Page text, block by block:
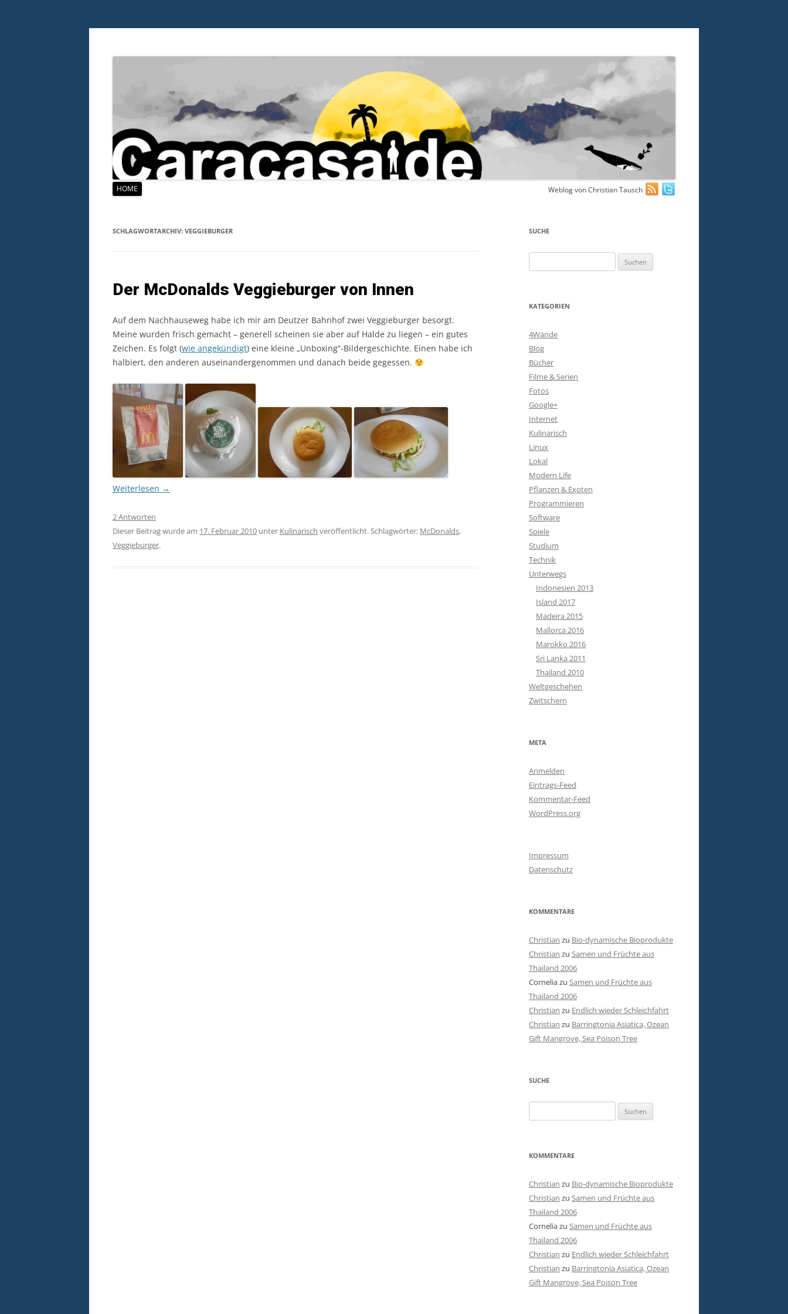
Weblog von Christian Tausch
Zum
Inhalt
HOME
SCHLAGWORTARCHIV: VEGGIEBURGER
Der McDonalds Veggieburger von Innen
Auf dem Nachhauseweg habe ich mir am Deutzer Bahnhof zwei Veggieburger besorgt.
Meine wurden frisch gemacht – generell scheinen sie aber auf Halde zu liegen – ein gutes
Zeichen. Es folgt (wie angekündigt) eine kleine „Unboxing“-Bildergeschichte. Einen habe ich
halbiert, den anderen auseinandergenommen und danach beide gegessen.
Weiterlesen →
2 Antworten
Dieser Beitrag wurde am 17. Februar 2010 unter Kulinarisch veröffentlicht. Schlagwörter: McDonalds,
Veggieburger.
SUCHE
nach:
KATEGORIEN
4Wände
Blog
Bücher
Filme & Serien
Fotos
Google+
Internet
Kulinarisch
Linux
Lokal
Modern Life
Pflanzen & Exoten
Programmieren
Software
Spiele
Studium
Technik
Unterwegs
Indonesien 2013
Island 2017
Madeira 2015
Mallorca 2016
Marokko 2016
Sri Lanka 2011
Thailand 2010
Weltgeschehen
Zwitschern
META
Anmelden
Eintrags-Feed
Kommentar-Feed
WordPress.org
Impressum
Datenschutz
KOMMENTARE
Christian zu Bio-dynamische Bioprodukte
Christian zu Samen und Früchte aus
Thailand 2006
Corneliazu Samen und Früchte aus
Thailand 2006
Christian zu Endlich wieder Schleichfahrt
Christian zu Barringtonia Asiatica, Ozean
Gift Mangrove, Sea Poison Tree
SUCHE
nach:
KOMMENTARE
Christian zu Bio-dynamische Bioprodukte
Christian zu Samen und Früchte aus
Thailand 2006
Corneliazu Samen und Früchte aus
Thailand 2006
Christian zu Endlich wieder Schleichfahrt
Christian zu Barringtonia Asiatica, Ozean
Gift Mangrove, Sea Poison Tree